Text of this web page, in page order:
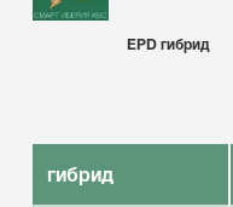
EPD гибрид
гибрид